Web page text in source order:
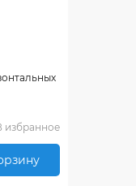
избранное